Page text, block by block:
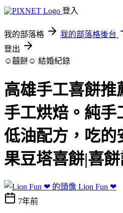
登入
我的部落格 我的部落格後台
登出
☺囍餅☺ 結婚紀錄
高雄手工喜餅推
手工烘焙。純手
低油配方，吃的
果豆塔喜餅|喜
Lion Fun ❤
7年前